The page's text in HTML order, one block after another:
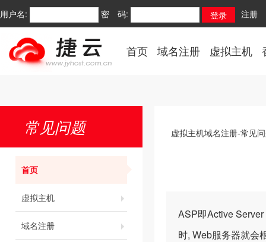
用户名: 密 码: 注册
首页 域名注册 虚拟主机
常见问题
首页
虚拟主机
域名注册
虚拟主机域名注册-常见
ASP即Active
时, Web服务器就会